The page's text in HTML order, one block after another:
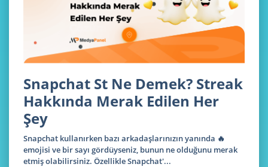
Snapchat St Ne Demek? Streak
Hakkında Merak Edilen Her
Şey
Snapchat kullanırken bazı arkadaşlarınızın yanında 🔥
emojisi ve bir sayı gördüyseniz, bunun ne olduğunu merak
etmiş olabilirsiniz. Özellikle Snapchat'...